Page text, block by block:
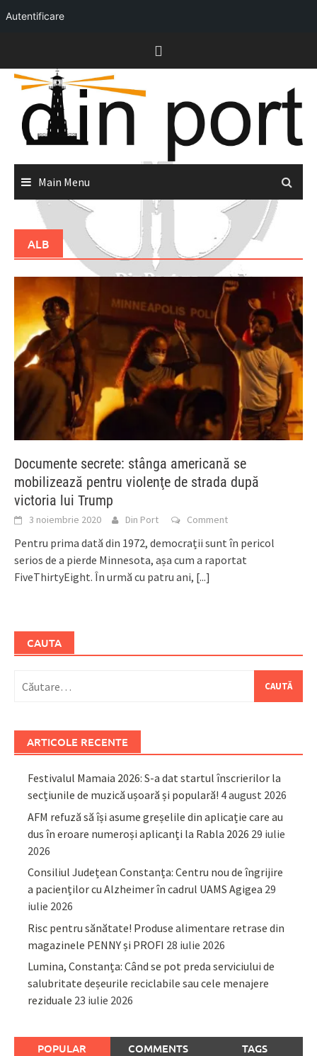
Autentificare
content
Main Menu
ALB
Documente secrete: stânga americană se
mobilizează pentru violenţe de strada după
victoria lui Trump
3 noiembrie 2020 Din Port Comment
Pentru prima dată din 1972, democrații sunt în pericol
serios de a pierde Minnesota, așa cum a raportat
FiveThirtyEight. În urmă cu patru ani, [...]
CAUTA
după:
ARTICOLE RECENTE
Festivalul Mamaia 2026: S-a dat startul înscrierilor la
secțiunile de muzică ușoară și populară! 4 august 2026
AFM refuză să își asume greșelile din aplicație care au
dus în eroare numeroși aplicanți la Rabla 2026 29 iulie
2026
Consiliul Județean Constanța: Centru nou de îngrijire
a pacienților cu Alzheimer în cadrul UAMS Agigea 29
iulie 2026
Risc pentru sănătate! Produse alimentare retrase din
magazinele PENNY și PROFI 28 iulie 2026
Lumina, Constanța: Când se pot preda serviciului de
salubritate deșeurile reciclabile sau cele menajere
reziduale 23 iulie 2026
POPULAR COMMENTS TAGS